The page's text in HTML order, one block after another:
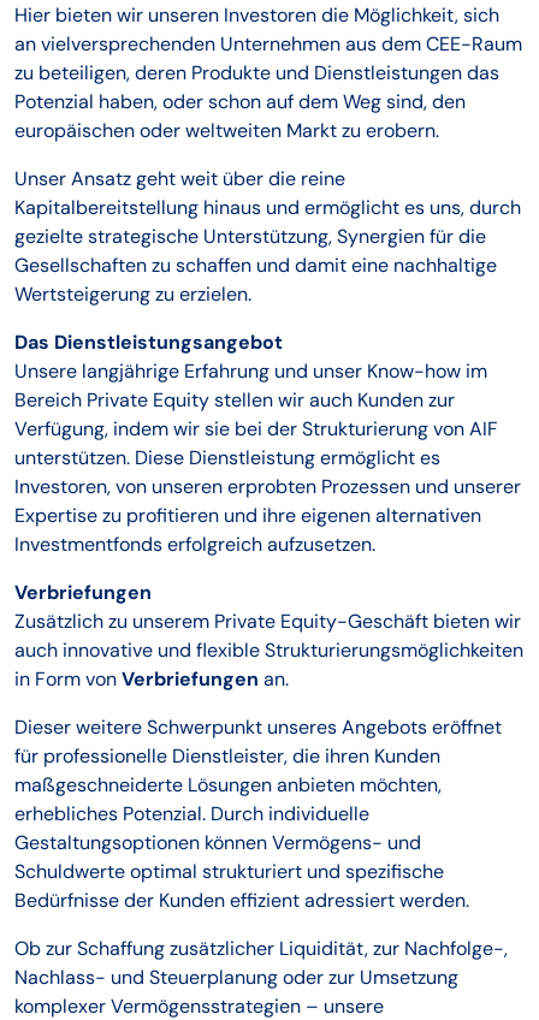
Hier bieten wir unseren Investoren die Möglichkeit, sich
an vielversprechenden Unternehmen aus dem CEE-Raum
zu beteiligen, deren Produkte und Dienstleistungen das
Potenzial haben, oder schon auf dem Weg sind, den
europäischen oder weltweiten Markt zu erobern.
Unser Ansatz geht weit über die reine
Kapitalbereitstellung hinaus und ermöglicht es uns, durch
gezielte strategische Unterstützung, Synergien für die
Gesellschaften zu schaffen und damit eine nachhaltige
Wertsteigerung zu erzielen.
Das Dienstleistungsangebot
Unsere langjährige Erfahrung und unser Know-how im
Bereich Private Equity stellen wir auch Kunden zur
Verfügung, indem wir sie bei der Strukturierung von AIF
unterstützen. Diese Dienstleistung ermöglicht es
Investoren, von unseren erprobten Prozessen und unserer
Expertise zu profitieren und ihre eigenen alternativen
Investmentfonds erfolgreich aufzusetzen.
Verbriefungen
Zusätzlich zu unserem Private Equity-Geschäft bieten wir
auch innovative und flexible Strukturierungsmöglichkeiten
in Form vonVerbriefungen an.
Dieser weitere Schwerpunkt unseres Angebots eröffnet
für professionelle Dienstleister, die ihren Kunden
maßgeschneiderte Lösungen anbieten möchten,
erhebliches Potenzial. Durch individuelle
Gestaltungsoptionen können Vermögens- und
Schuldwerte optimal strukturiert und spezifische
Bedürfnisse der Kunden effizient adressiert werden.
Ob zur Schaffung zusätzlicher Liquidität, zur Nachfolge-,
Nachlass- und Steuerplanung oder zur Umsetzung
komplexer Vermögensstrategien – unsere